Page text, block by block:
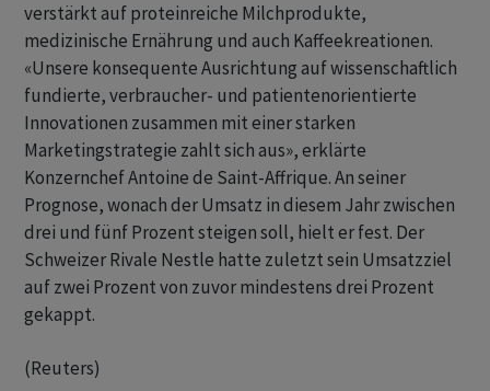
verstärkt auf proteinreiche Milchprodukte,
medizinische Ernährung und auch Kaffeekreationen.
«Unsere konsequente Ausrichtung auf wissenschaftlich
fundierte, verbraucher- und patientenorientierte
Innovationen zusammen mit einer starken
Marketingstrategie zahlt sich aus», erklärte
Konzernchef Antoine de Saint-Affrique. An seiner
Prognose, wonach der Umsatz in diesem Jahr zwischen
drei und fünf Prozent steigen soll, hielt er fest. Der
Schweizer Rivale Nestle hatte zuletzt sein Umsatzziel
auf zwei Prozent von zuvor mindestens drei Prozent
gekappt.
(Reuters)